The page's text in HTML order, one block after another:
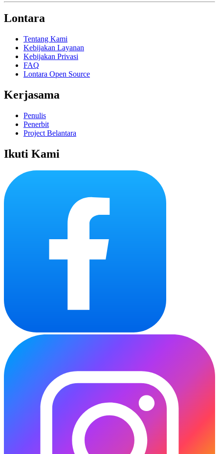
Lontara
Tentang Kami
Kebijakan Layanan
Kebijakan Privasi
FAQ
Lontara Open Source
Kerjasama
Penulis
Penerbit
Project Belantara
Ikuti Kami